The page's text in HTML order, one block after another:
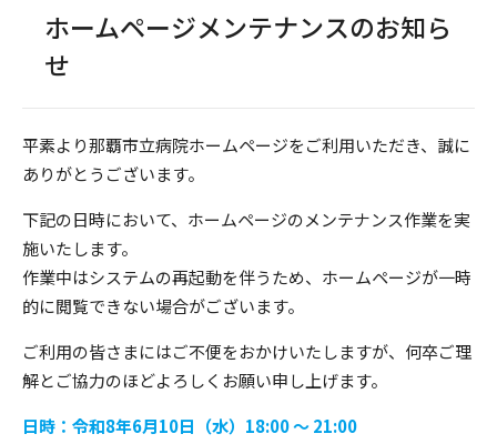
ホームページメンテナンスのお知ら
せ
平素より那覇市立病院ホームページをご利用いただき、誠に
ありがとうございます。
下記の日時において、ホームページのメンテナンス作業を実
施いたします。
作業中はシステムの再起動を伴うため、ホームページが一時
的に閲覧できない場合がございます。
ご利用の皆さまにはご不便をおかけいたしますが、何卒ご理
解とご協力のほどよろしくお願い申し上げます。
日時：令和8年6月10日（水）18:00 ～ 21:00